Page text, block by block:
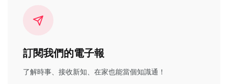
訂閱我們的電子報
了解時事、接收新知、在家也能當個知識通！